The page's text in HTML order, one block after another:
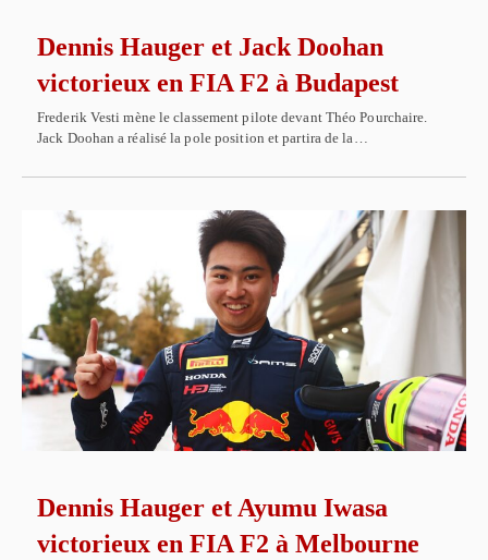
Dennis Hauger et Jack Doohan
victorieux en FIA F2 à Budapest
Frederik Vesti mène le classement pilote devant Théo Pourchaire.
Jack Doohan a réalisé la pole position et partira de la…
Dennis Hauger et Ayumu Iwasa
victorieux en FIA F2 à Melbourne